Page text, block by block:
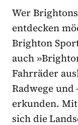
Wer
entdecken
Brighton
auch
Fahrräder
Radwege
erkunden.
sich die